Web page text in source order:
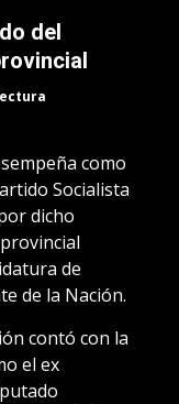
del
como
Socialista
dicho
de
de la Nación.
contó con la
el ex